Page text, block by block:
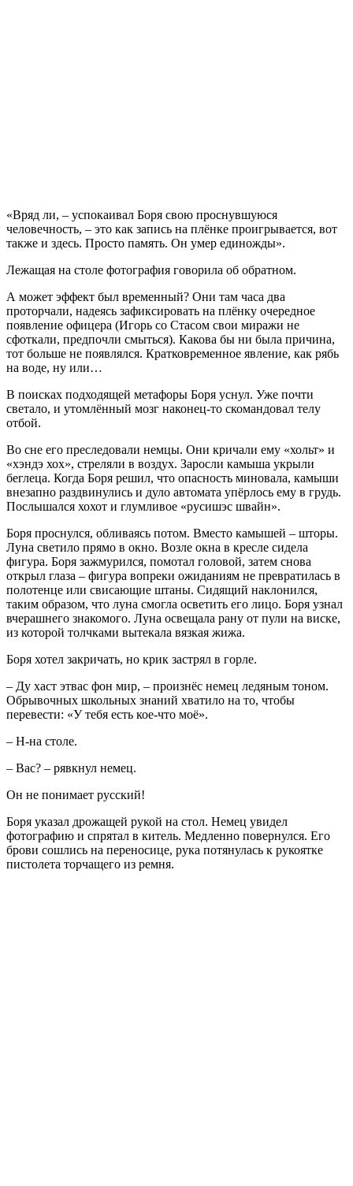
«Вряд ли, – успокаивал Боря свою проснувшуюся
человечность, – это как запись на плёнке проигрывается, вот
также и здесь. Просто память. Он умер единожды».
Лежащая на столе фотография говорила об обратном.
А может эффект был временный? Они там часа два
проторчали, надеясь зафиксировать на плёнку очередное
появление офицера (Игорь со Стасом свои миражи не
сфоткали, предпочли смыться). Какова бы ни была причина,
тот больше не появлялся. Кратковременное явление, как рябь
на воде, ну или…
В поисках подходящей метафоры Боря уснул. Уже почти
светало, и утомлённый мозг наконец-то скомандовал телу
отбой.
Во сне его преследовали немцы. Они кричали ему «хольт» и
«хэндэ хох», стреляли в воздух. Заросли камыша укрыли
беглеца. Когда Боря решил, что опасность миновала, камыши
внезапно раздвинулись и дуло автомата упёрлось ему в грудь.
Послышался хохот и глумливое «русишэс швайн».
Боря проснулся, обливаясь потом. Вместо камышей – шторы.
Луна светило прямо в окно. Возле окна в кресле сидела
фигура. Боря зажмурился, помотал головой, затем снова
открыл глаза – фигура вопреки ожиданиям не превратилась в
полотенце или свисающие штаны. Сидящий наклонился,
таким образом, что луна смогла осветить его лицо. Боря узнал
вчерашнего знакомого. Луна освещала рану от пули на виске,
из которой толчками вытекала вязкая жижа.
Боря хотел закричать, но крик застрял в горле.
– Ду хаст этвас фон мир, – произнёс немец ледяным тоном.
Обрывочных школьных знаний хватило на то, чтобы
перевести: «У тебя есть кое-что моё».
– Н-на столе.
– Вас? – рявкнул немец.
Он не понимает русский!
Боря указал дрожащей рукой на стол. Немец увидел
фотографию и спрятал в китель. Медленно повернулся. Его
брови сошлись на переносице, рука потянулась к рукоятке
пистолета торчащего из ремня.